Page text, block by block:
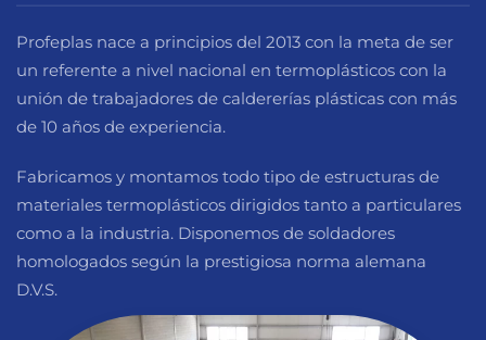
Profeplas nace a principios del 2013 con la meta de ser
un referente a nivel nacional en termoplásticos con la
unión de trabajadores de caldererías plásticas con más
de 10 años de experiencia.
Fabricamos y montamos todo tipo de estructuras de
materiales termoplásticos dirigidos tanto a particulares
como a la industria. Disponemos de soldadores
homologados según la prestigiosa norma alemana
D.V.S.